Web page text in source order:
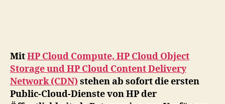
MitHP Cloud Compute, HP Cloud Object
Storage und HP Cloud Content Delivery
Network (CDN)stehen ab sofort die ersten
Public-Cloud-Dienste von HP der